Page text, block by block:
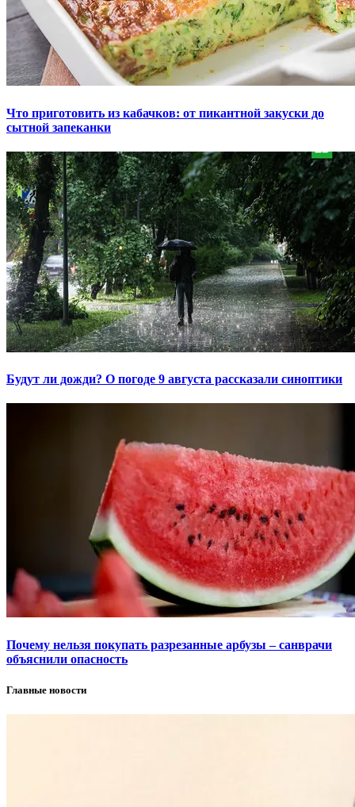
Что приготовить из кабачков: от пикантной закуски до
сытной запеканки
Будут ли дожди? О погоде 9 августа рассказали синоптики
Почему нельзя покупать разрезанные арбузы – санврачи
объяснили опасность
Главные новости